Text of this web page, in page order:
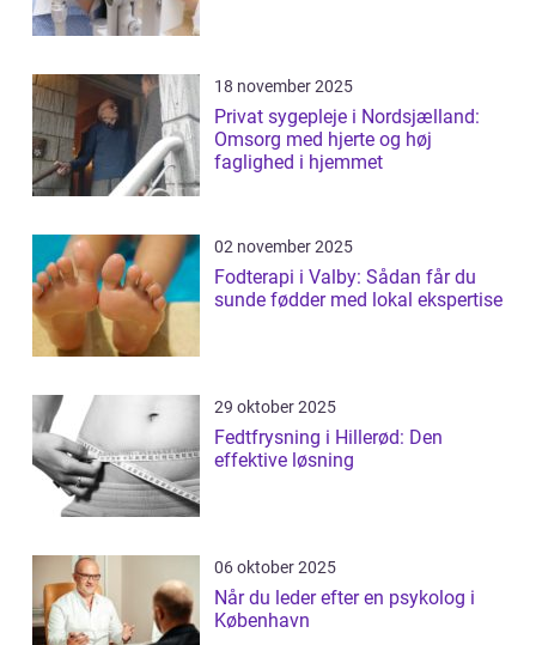
18 november 2025
Privat sygepleje i Nordsjælland:
Omsorg med hjerte og høj
faglighed i hjemmet
02 november 2025
Fodterapi i Valby: Sådan får du
sunde fødder med lokal ekspertise
29 oktober 2025
Fedtfrysning i Hillerød: Den
effektive løsning
06 oktober 2025
Når du leder efter en psykolog i
København